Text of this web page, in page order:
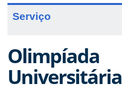
Serviço
Olimpíada
Universitária